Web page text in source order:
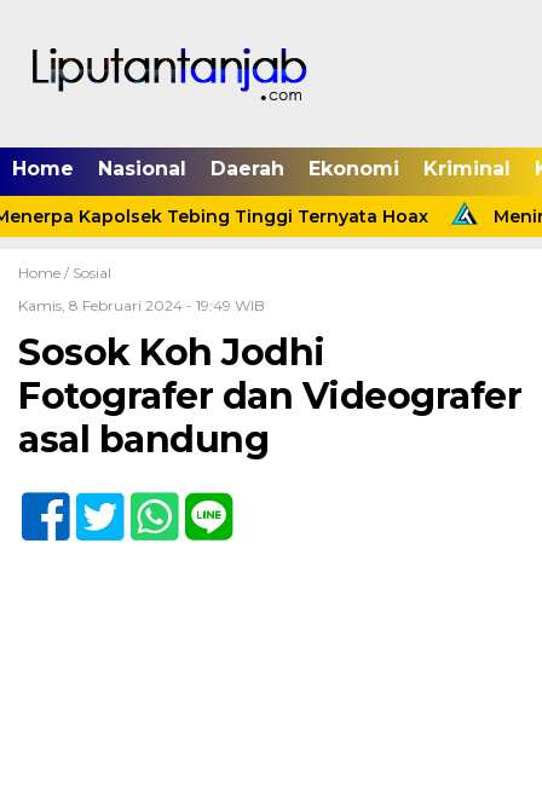
Home Nasional Daerah Ekonomi Kriminal
Kapolsek Tebing Tinggi Ternyata Hoax
Home / Sosial
Kamis, 8 Februari 2024 - 19:49 WIB
Sosok Koh Jodhi
Fotografer dan Videografer
asal bandung